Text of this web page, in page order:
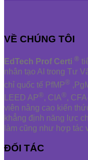
VỀ CHÚNG TÔI
EdTech Prof Certi ®
nhân tạo AI trong Tư
chỉ quốc tế PfMP®
LEED AP®, CIA®,
viên nâng cao kiến
khẳng định năng lực
làm cũng như hợp tác
ĐỐI TÁC